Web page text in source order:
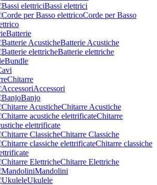
Bassi elettrici
Corde per Basso
Batterie
Batterie Acustiche
Batterie elettriche
Bundle
Chitarre
Accessori
Banjo
Chitarre Acustiche
Chitarre
elettrificate
Chitarre Classiche
Chitarre classiche
Chitarre Elettriche
Mandolini
Ukulele